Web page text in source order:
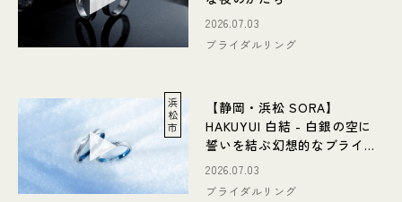
2026.07.03
ブライダルリング
浜
松
市
【静岡・浜松 SORA】
HAKUYUI 白結 - 白銀の空に
誓いを結ぶ幻想的なブライダ
ルリング
2026.07.03
ブライダルリング